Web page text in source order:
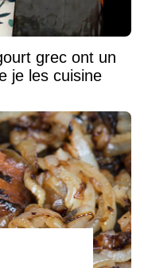
grec ont un
je les cuisine